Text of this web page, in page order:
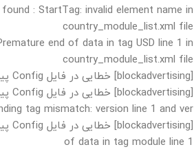
: StartTag: invalid element name in
country_module_list.xml file
end of data in tag USD line 1 in
country_module_list.xml file
[blockadvertising] خطایی در فایل Config پیدا شد: expected ‘>’
tag mismatch: version line 1 and ver
of data in tag module line 1